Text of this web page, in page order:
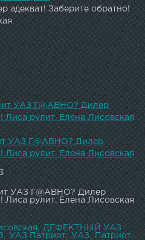
более
У МЕНЯ:
БРОКЕР: По
7605339@mail.ruМОЙ
-------------------------
меня зовут Елена
"Лиса рулит". Вся моя
блоге я делюсь знаниями о
а также разоблачаю
- не пожалеете! И
Заберите обратно!
УАЗ Г@АВНО? Дилер
Лиса рулит. Елена Лисовская
УАЗ Г@АВНО? Дилер
Лиса рулит. Елена Лисовская
УАЗ Г@АВНО? Дилер
Лиса рулит. Елена Лисовская
ДЕФЕКТНЫЙ УАЗ
УАЗ Патриот УАЗ
Патриот